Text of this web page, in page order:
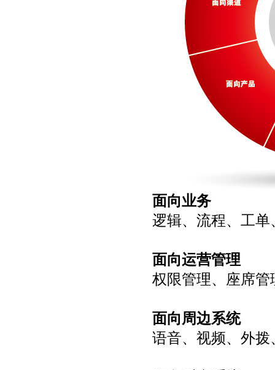
面向业务
逻辑、流程、工
面向运营管理
权限管理、座席
面向周边系统
语音、视频、外拨